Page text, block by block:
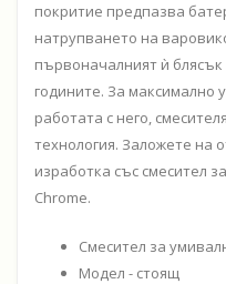
покритие предпазва
натрупването на
първоначалният ѝ
годините. За максимално
работата с него,
технология. Заложете на
изработка със смесител
Chrome.
Смесител за
Модел - стоящ